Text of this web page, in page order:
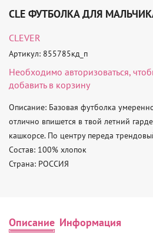
CLE ФУТБОЛКА ДЛЯ
CLEVER
Артикул: 855785кд_п
Необходимо авторизоваться,
добавить в корзину
Описание: Базовая футболка
отлично впишется в твой летний
кашкорсе. По центру переда
Состав: 100% хлопок
Страна: РОССИЯ
Описание Информация